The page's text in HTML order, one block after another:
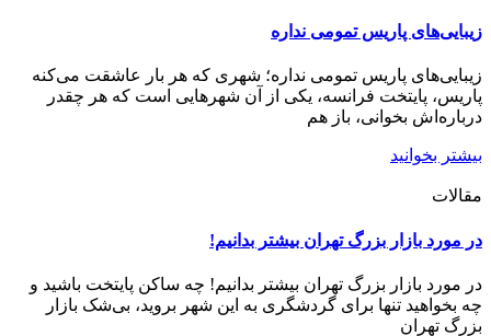
زیبایی‌های پاریس تمومی نداره
زیبایی‌های پاریس تمومی نداره؛ شهری که هر بار عاشقت می‌کنه
پاریس، پایتخت فرانسه، یکی از آن شهرهایی است که هر چقدر
درباره‌اش بخوانی، باز هم
بیشتر بخوانید
مقالات
در مورد بازار بزرگ تهران بیشتر بدانیم!
در مورد بازار بزرگ تهران بیشتر بدانیم! چه ساکن پایتخت باشید و
چه بخواهید تنها برای گردشگری به این شهر بروید، بی‌شک بازار
بزرگ تهران